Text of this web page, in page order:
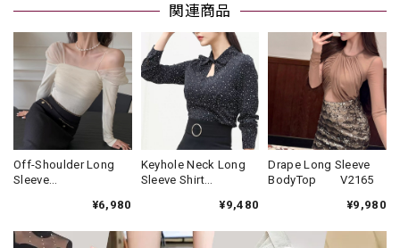
関連商品
Off-Shoulder Long
Sleeve
¥6,980
Keyhole Neck Long
Sleeve Shirt
¥9,480
Drape Long Sleeve
BodyTop V2165
¥9,980